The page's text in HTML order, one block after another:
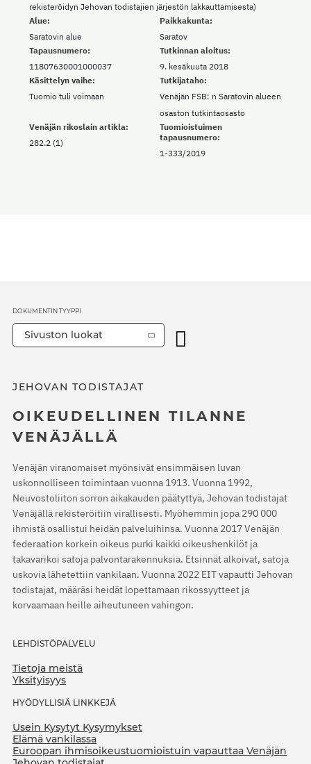
Alue:
Saratovin alue
Paikkakunta:
Saratov
rekisteröidyn Jehovan todistajien järjestön lakkauttamisesta)
Tapausnumero:
11807630001000037
Tutkinnan aloitus:
9. kesäkuuta 2018
Käsittelyn vaihe:
Tuomio tuli voimaan
Tutkijataho:
Venäjän FSB: n Saratovin alueen
osaston tutkintaosasto
Venäjän rikoslain artikla:
282.2 (1)
Tuomioistuimen
tapausnumero:
1-333/2019
JEHOVAN TODISTAJAT
OIKEUDELLINEN TILANNE
VENÄJÄLLÄ
Venäjän viranomaiset myönsivät ensimmäisen luvan
uskonnolliseen toimintaan vuonna 1913. Vuonna 1992,
Neuvostoliiton sorron aikakauden päätyttyä, Jehovan todistajat
Venäjällä rekisteröitiin virallisesti. Myöhemmin jopa 290 000
ihmistä osallistui heidän palveluihinsa. Vuonna 2017 Venäjän
federaation korkein oikeus purki kaikki oikeushenkilöt ja
takavarikoi satoja palvontarakennuksia. Etsinnät alkoivat, satoja
uskovia lähetettiin vankilaan. Vuonna 2022 EIT vapautti Jehovan
todistajat, määräsi heidät lopettamaan rikossyytteet ja
korvaamaan heille aiheutuneen vahingon.
LEHDISTÖPALVELU
Tietoja meistä
Yksityisyys
HYÖDYLLISIÄ LINKKEJÄ
Usein Kysytyt Kysymykset
Elämä vankilassa
Euroopan ihmisoikeustuomioistuin vapauttaa Venäjän
DOKUMENTIN TYYPPI
Sivuston luokat